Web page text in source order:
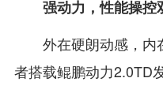
强动力，性能操控
外在硬朗动感，内
者搭载鲲鹏动力2.0TD